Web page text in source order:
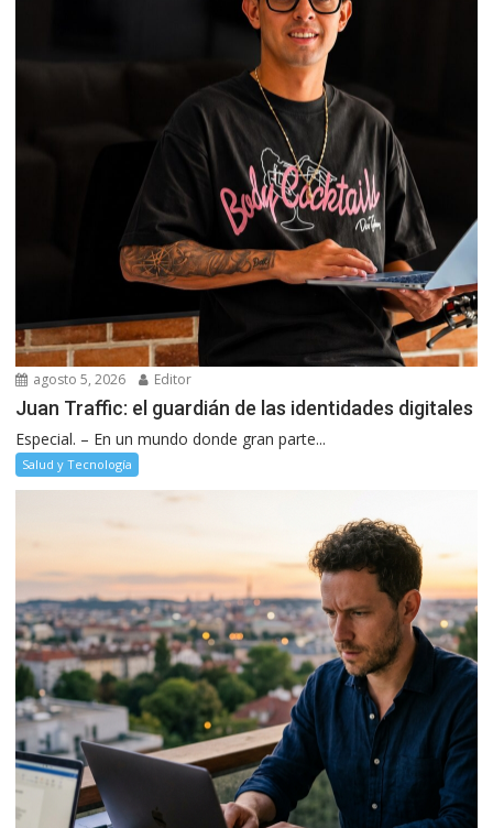
agosto 5, 2026 Editor
Juan Traffic: el guardián de las identidades digitales
Especial. – En un mundo donde gran parte...
Salud y Tecnología